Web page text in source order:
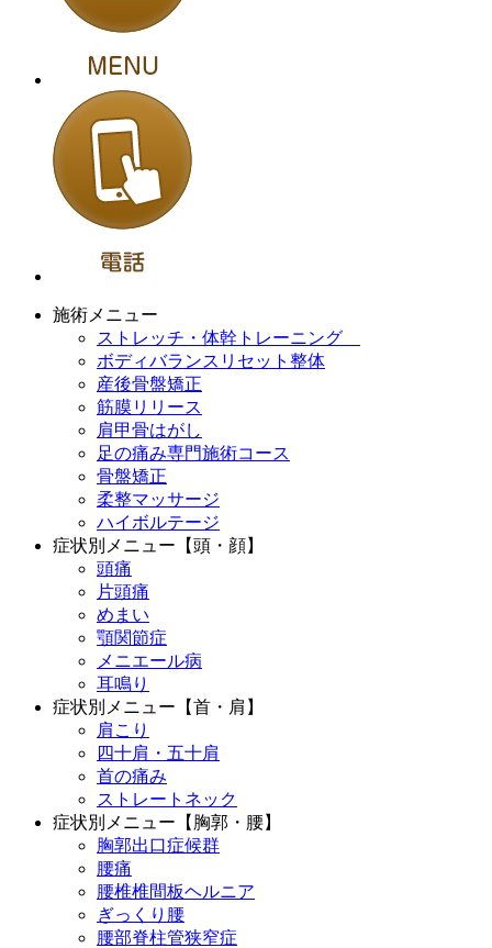
施術メニュー
ストレッチ・体幹トレーニング
ボディバランスリセット整体
産後骨盤矯正
筋膜リリース
肩甲骨はがし
足の痛み専門施術コース
骨盤矯正
柔整マッサージ
ハイボルテージ
症状別メニュー【頭・顔】
頭痛
片頭痛
めまい
顎関節症
メニエール病
耳鳴り
症状別メニュー【首・肩】
肩こり
四十肩・五十肩
首の痛み
ストレートネック
症状別メニュー【胸郭・腰】
胸郭出口症候群
腰痛
腰椎椎間板ヘルニア
ぎっくり腰
腰部脊柱管狭窄症